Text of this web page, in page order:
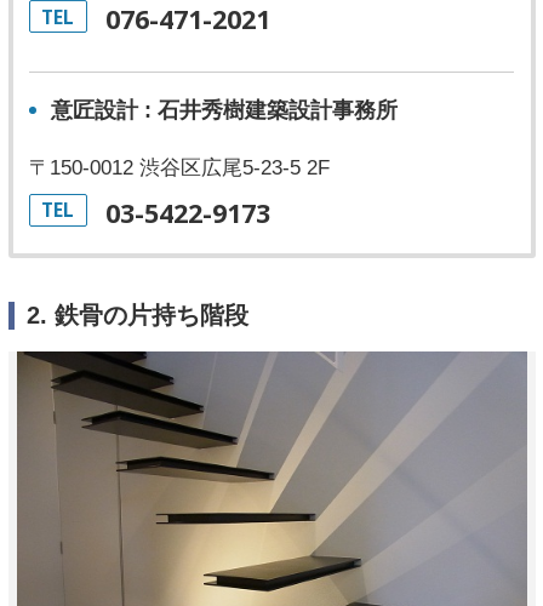
TEL 076-471-2021
意匠設計 : 石井秀樹建築設計事務所
〒150-0012 渋谷区広尾5-23-5 2F
TEL 03-5422-9173
2. 鉄骨の片持ち階段